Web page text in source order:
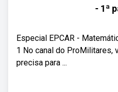
- 1ª
Especial EPCAR -
1 No canal do ProMilitares,
precisa para ...